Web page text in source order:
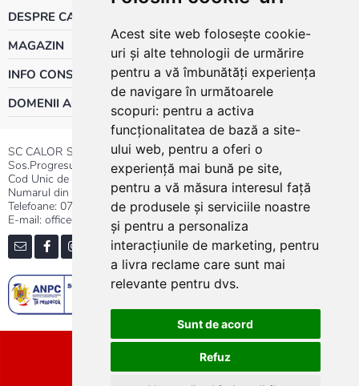
Acest site web folosește cookie-
uri și alte tehnologii de urmărire
pentru a vă îmbunătăți experiența
de navigare în următoarele
scopuri: pentru a activa
funcționalitatea de bază a site-
ului web, pentru a oferi o
experiență mai bună pe site,
pentru a vă măsura interesul față
de produsele și serviciile noastre
și pentru a personaliza
interacțiunile de marketing, pentru
a livra reclame care sunt mai
relevante pentru dvs.
Sunt de acord
Refuz
DESPRE CALOR
MAGAZIN
INFO CONSUMATOR
DOMENII ACTIVITATE
SC CALOR SRL
Sos.Progresului nr.30-40, Sector 5, Bucuresti
Cod Unic de Inregistrare: RO 3004724
Numarul din Registrul Comertului:J40/13176/1991
Telefoane: 0737.23.44.44|021.411.44.44
E-mail: office@calor.ro